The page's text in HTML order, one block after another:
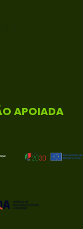
APOIADA